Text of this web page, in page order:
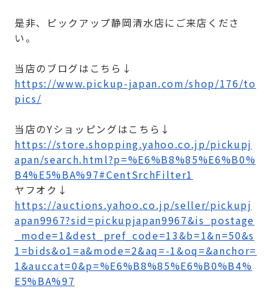
是非、ピックアップ静岡清水店にご来店くださ
い。
当店のブログはこちら↓
https://www.pickup-japan.com/shop/176/to
pics/
当店のYショッピングはこちら↓
https://store.shopping.yahoo.co.jp/pickupj
apan/search.html?p=%E6%B8%85%E6%B0%
B4%E5%BA%97#CentSrchFilter1
ヤフオク↓
https://auctions.yahoo.co.jp/seller/pickupj
apan9967?sid=pickupjapan9967&is_postage
_mode=1&dest_pref_code=13&b=1&n=50&s
1=bids&o1=a&mode=2&aq=-1&oq=&anchor=
1&auccat=0&p=%E6%B8%85%E6%B0%B4%
E5%BA%97